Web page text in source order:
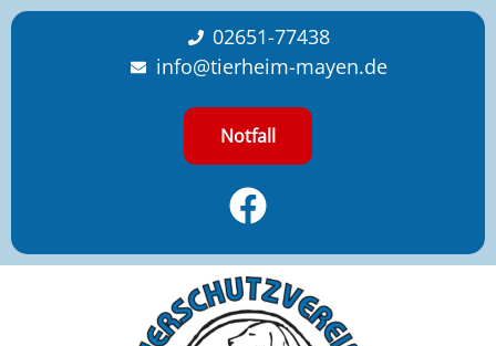
content
02651-77438
info@tierheim-mayen.de
Notfall